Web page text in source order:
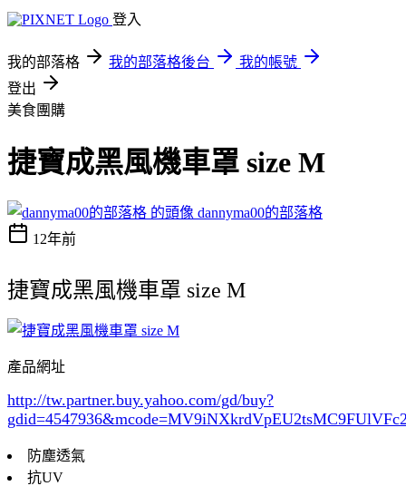
登入
我的部落格 我的部落格後台
我的帳號
登出
美食團購
捷寶成黑風機車罩 size M
dannyma00的部落格
12年前
捷寶成黑風機車罩 size M
產品網址
http://tw.partner.buy.yahoo.com/gd/buy?
gdid=4547936
防塵透氣
抗UV